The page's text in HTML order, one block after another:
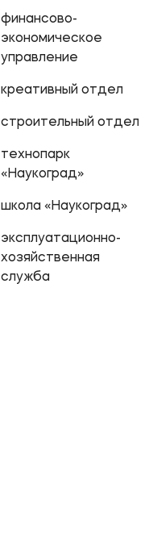
финансово-
экономическое
управление
креативный отдел
строительный отдел
технопарк
«Наукоград»
школа «Наукоград»
эксплуатационно-
хозяйственная
служба